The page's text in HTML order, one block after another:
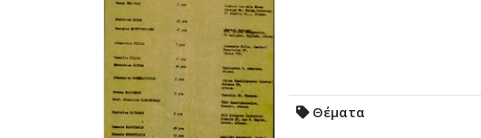
Θέματα